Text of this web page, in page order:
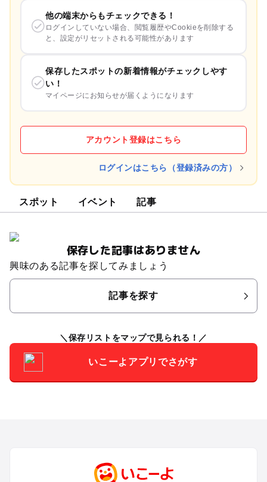
他の端末からもチェックできる！
ログインしていない場合、閲覧履歴やCookieを削除する
と、設定がリセットされる可能性があります
保存したスポットの新着情報がチェックしやす
い！
マイページにお知らせが届くようになります
アカウント登録はこちら
ログインはこちら（登録済みの方）
スポット イベント 記事
保存した記事はありません
興味のある記事を探してみましょう
記事を探す
保存リストをマップで見られる！
いこーよアプリでさがす